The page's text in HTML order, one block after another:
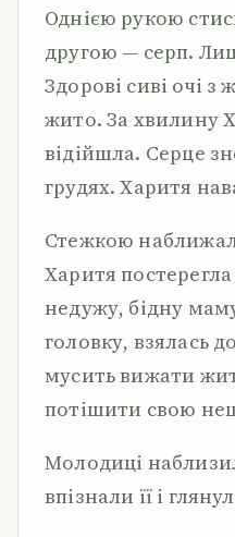
Однією рукою
другою — серп.
Здорові сиві очі
жито. За хвилину
відійшла. Серце
грудях. Харитя
Стежкою
Харитя
недужу, бідну
головку, взялась
мусить вижати
потішити свою
Молодиці
впізнали її і